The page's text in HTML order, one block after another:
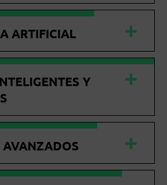
ARTIFICIAL
Y
AVANZADOS